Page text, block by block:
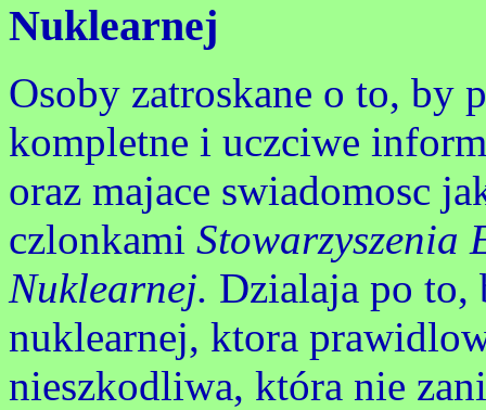
Nuklearnej
Osoby zatroskane o to, by
kompletne i uczciwe
oraz majace swiadomosc
czlonkami Stowarzyszenia
Nuklearnej. Dzialaja po
nuklearnej, ktora
nieszkodliwa, która nie